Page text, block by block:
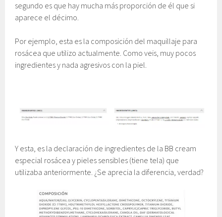
segundo es que hay mucha más proporción de él que si
aparece el décimo.
Por ejemplo, esta es la composición del maquillaje para
rosácea que utilizo actualmente. Como veis, muy pocos
ingredientes y nada agresivos con la piel.
Y esta, es la declaración de ingredientes de la BB cream
especial rosácea y pieles sensibles (tiene tela) que
utilizaba anteriormente. ¿Se aprecia la diferencia, verdad?